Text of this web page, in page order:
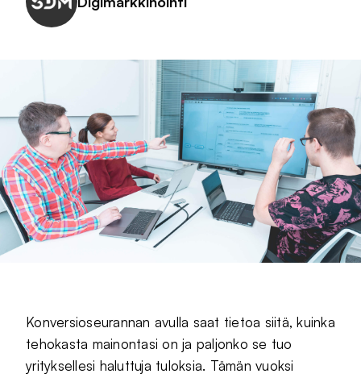
Konversioseurannan avulla saat tietoa siitä, kuinka
tehokasta mainontasi on ja paljonko se tuo
yrityksellesi haluttuja tuloksia. Tämän vuoksi